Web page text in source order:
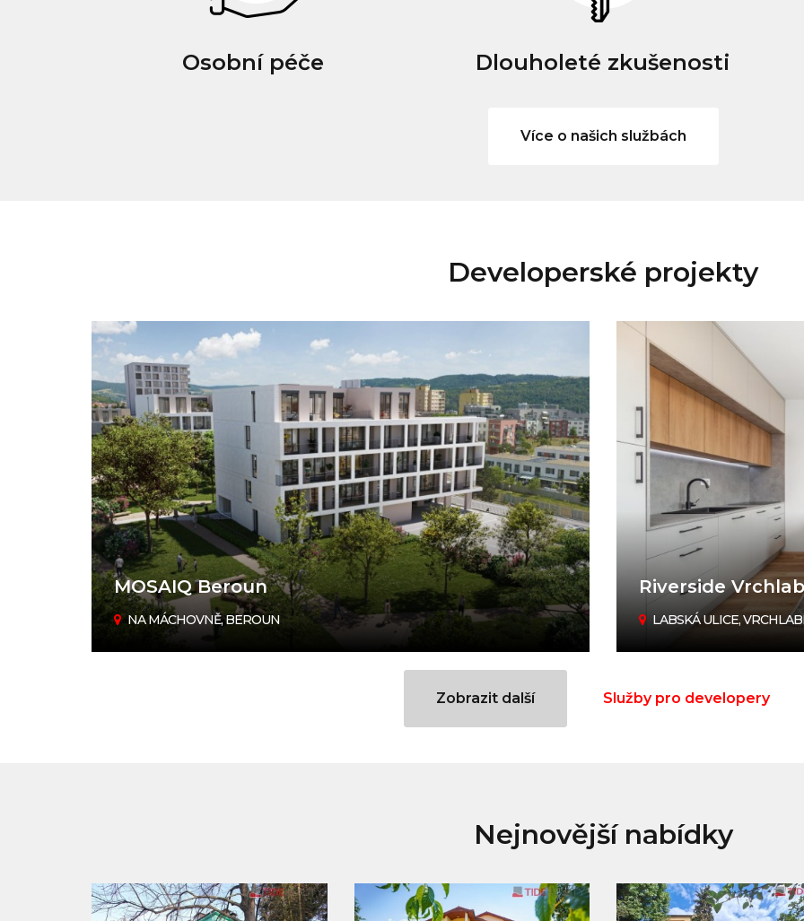
Osobní péče Dlouholeté zkušenosti
Více o našich službách
Developerské projekty
MOSAIQ Beroun
NA MÁCHOVNĚ, BEROUN
Riverside
LABSKÁ ULICE,
Zobrazit další Služby pro developery
Nejnovější nabídky